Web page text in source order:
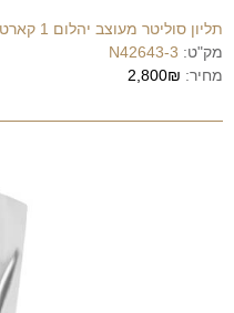
תליון סוליטר מעוצב יהלום 1 קארט שחור
מק"ט: N42643-3
מחיר: 2,800₪